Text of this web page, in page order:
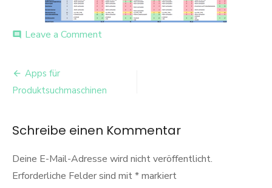
comment Leave a Commenton
Beitrags-
Navigation
Apps für
Produktsuchmaschinen
Schreibe einen Kommentar
Deine E-Mail-Adresse wird nicht veröffentlicht.
Erforderliche Felder sind mit*markiert